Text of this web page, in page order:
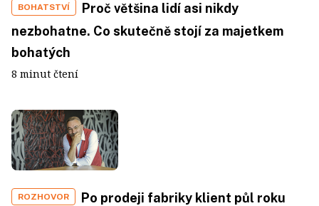
BOHATSTVÍ
Proč většina lidí asi nikdy
nezbohatne. Co skutečně stojí za majetkem
bohatých
8 minut čtení
ROZHOVOR
Po prodeji fabriky klient půl roku